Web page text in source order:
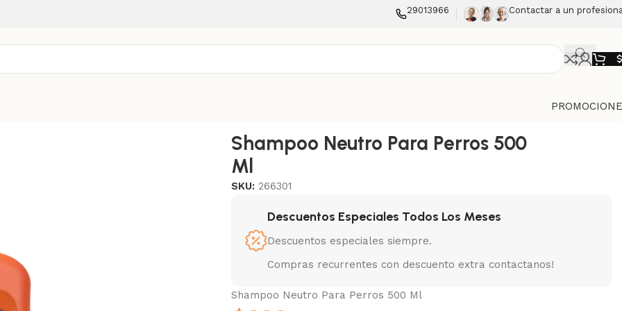
29013966 Contactar a un
$
Shampoo Neutro Para Perros 500
Ml
SKU:266301
Descuentos Especiales Todos Los Meses
Descuentos especiales siempre.
Compras recurrentes con descuento extra contactanos!
Shampoo Neutro Para Perros 500 Ml